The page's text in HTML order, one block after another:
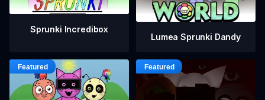
Sprunki Incredibox
Lumea Sprunki Dandy